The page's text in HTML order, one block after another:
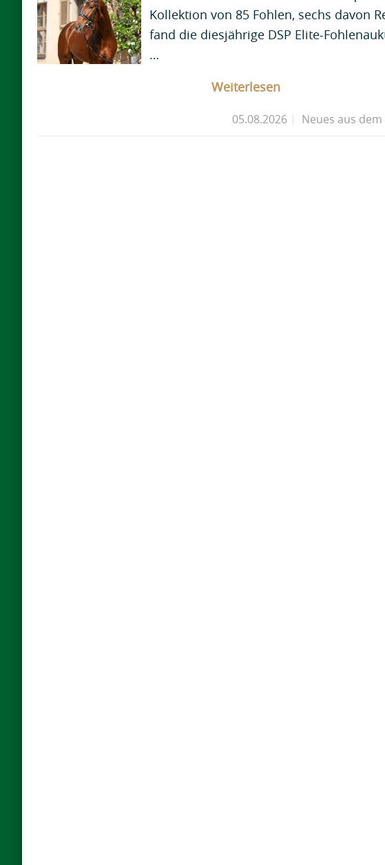
Kollektion von 85 Fohlen, sechs davon
fand die diesjährige DSP Elite-
…
Weiterlesen
05.08.2026 Neues aus